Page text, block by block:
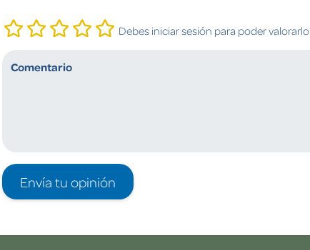
Debes iniciar sesión para poder valorarlo
Envía tu opinión